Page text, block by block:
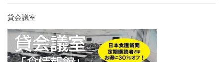
貸会議室